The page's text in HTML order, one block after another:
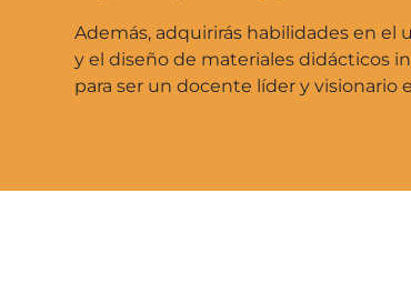
Además, adquirirás habilidades en el
y el diseño de materiales didácticos
para ser un docente líder y visionario